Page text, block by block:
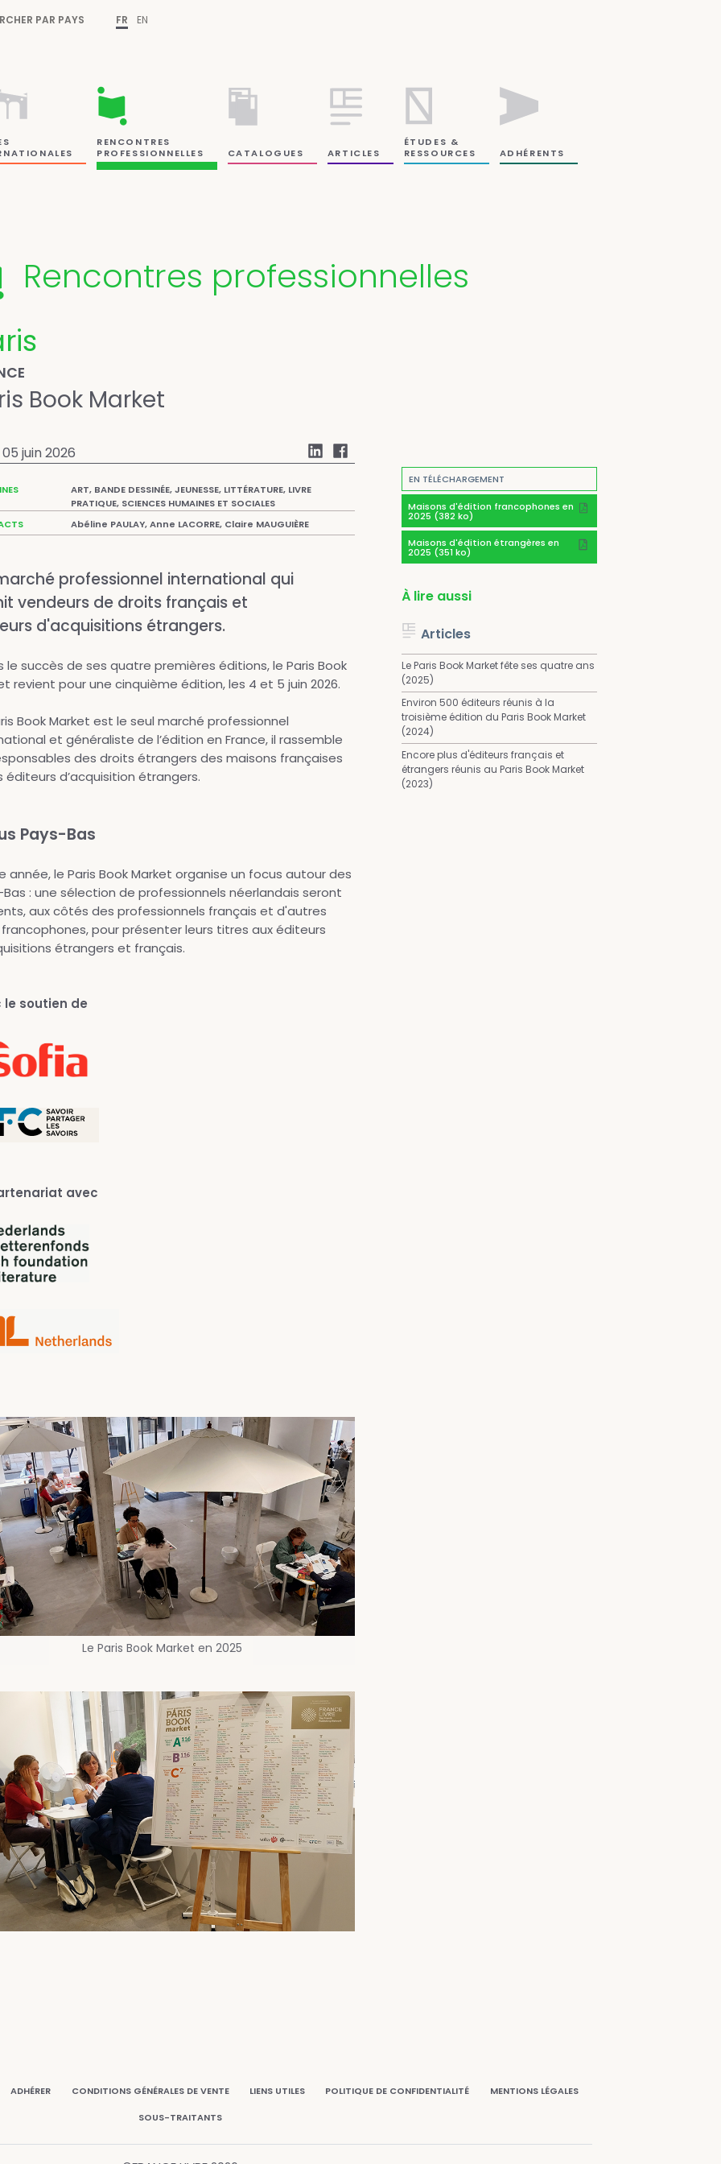
PAR PAYS FR EN
RENCONTRES
PROFESSIONNELLES
CATALOGUES ARTICLES
ÉTUDES &
RESSOURCES
ADHÉRENTS
Rencontres professionnelles
Book Market
05 juin 2026
ART, BANDE DESSINÉE, JEUNESSE, LITTÉRATURE, LIVRE
PRATIQUE, SCIENCES HUMAINES ET SOCIALES
Abéline PAULAY, Anne LACORRE, Claire MAUGUIÈRE
professionnel international qui
vendeurs de droits français et
d'acquisitions étrangers.
le succès de ses quatre premières éditions, le Paris Book
revient pour une cinquième édition, les 4 et 5 juin 2026.
Book Market est le seul marché professionnel
et généraliste de l’édition en France, il rassemble
des droits étrangers des maisons françaises
éditeurs d’acquisition étrangers.
Pays-Bas
année, le Paris Book Market organise un focus autour des
Bas : une sélection de professionnels néerlandais seront
aux côtés des professionnels français et d'autres
pour présenter leurs titres aux éditeurs
étrangers et français.
le soutien de
avec
Le Paris Book Market en 2025
EN TÉLÉCHARGEMENT
Maisons d'édition francophones en
2025 (382 ko)
Maisons d'édition étrangères en
2025 (351 ko)
À lire aussi
Articles
Le Paris Book Market fête ses quatre ans
(2025)
Environ 500 éditeurs réunis à la
troisième édition du Paris Book Market
(2024)
Encore plus d'éditeurs français et
étrangers réunis au Paris Book Market
(2023)
ADHÉRER CONDITIONS GÉNÉRALES DE VENTE LIENS UTILES POLITIQUE DE CONFIDENTIALITÉ MENTIONS LÉGALES
SOUS-TRAITANTS